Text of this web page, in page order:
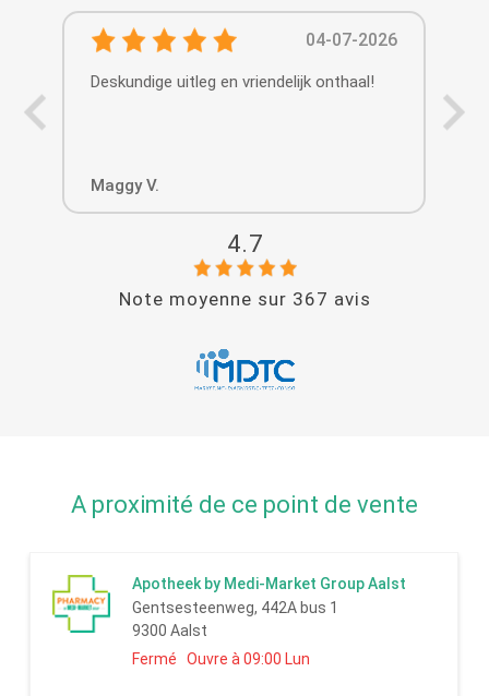
04-07-2026
Deskundige uitleg en vriendelijk onthaal!
Maggy V.
4.7
Note moyenne sur 367 avis
A proximité de ce point de vente
Apotheek by Medi-Market Group Aalst
Gentsesteenweg, 442A bus 1
9300 Aalst
Fermé Ouvre à 09:00 Lun